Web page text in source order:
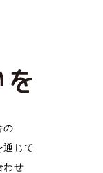
の
通じて
わせ